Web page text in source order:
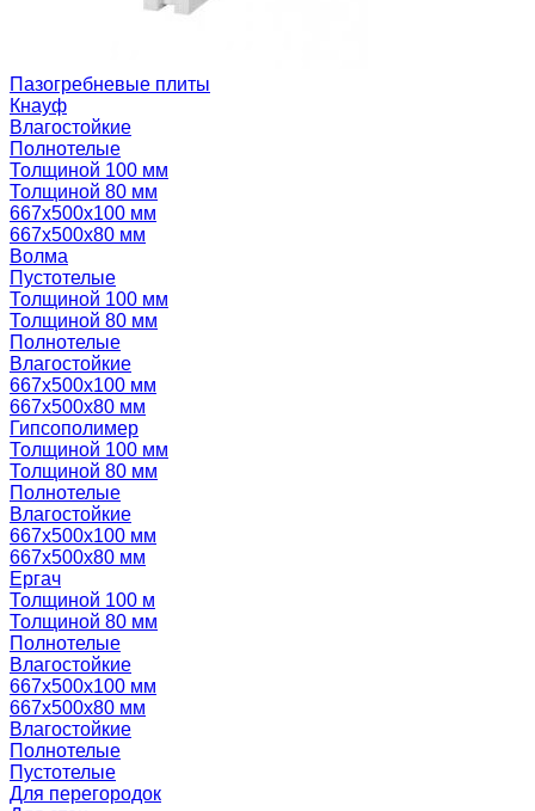
Пазогребневые плиты
Кнауф
Влагостойкие
Полнотелые
Толщиной 100 мм
Толщиной 80 мм
667х500х100 мм
667х500х80 мм
Волма
Пустотелые
Толщиной 100 мм
Толщиной 80 мм
Полнотелые
Влагостойкие
667х500х100 мм
667х500х80 мм
Гипсополимер
Толщиной 100 мм
Толщиной 80 мм
Полнотелые
Влагостойкие
667х500х100 мм
667х500х80 мм
Ергач
Толщиной 100 м
Толщиной 80 мм
Полнотелые
Влагостойкие
667х500х100 мм
667х500х80 мм
Влагостойкие
Полнотелые
Пустотелые
Для перегородок